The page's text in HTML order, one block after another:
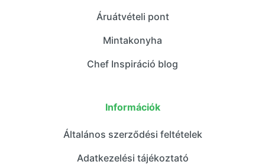
Áruátvételi pont
Mintakonyha
Chef Inspiráció blog
Információk
Általános szerződési feltételek
Adatkezelési tájékoztató